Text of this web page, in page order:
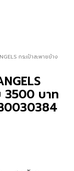
กระเป๋าสะพายข้าง
3500 บาท